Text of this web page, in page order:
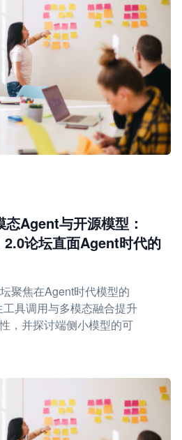
Agent与开源模型：
论坛直面Agent时代的
聚焦在Agent时代模型的
具调用与多模态融合提升
，并探讨端侧小模型的可